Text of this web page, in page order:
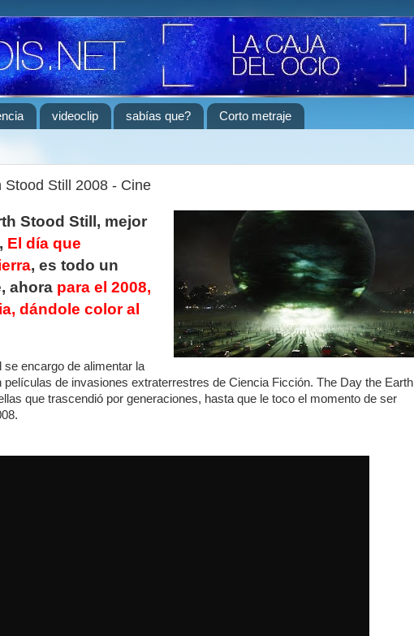
videoclip sabías que? Corto metraje
Stood Still 2008 - Cine
Stood Still, mejor
El día que
, es todo un
ahora para el 2008,
dándole color al
se encargo de alimentar la
películas de invasiones extraterrestres de Ciencia Ficción. The Day the Earth
que trascendió por generaciones, hasta que le toco el momento de ser